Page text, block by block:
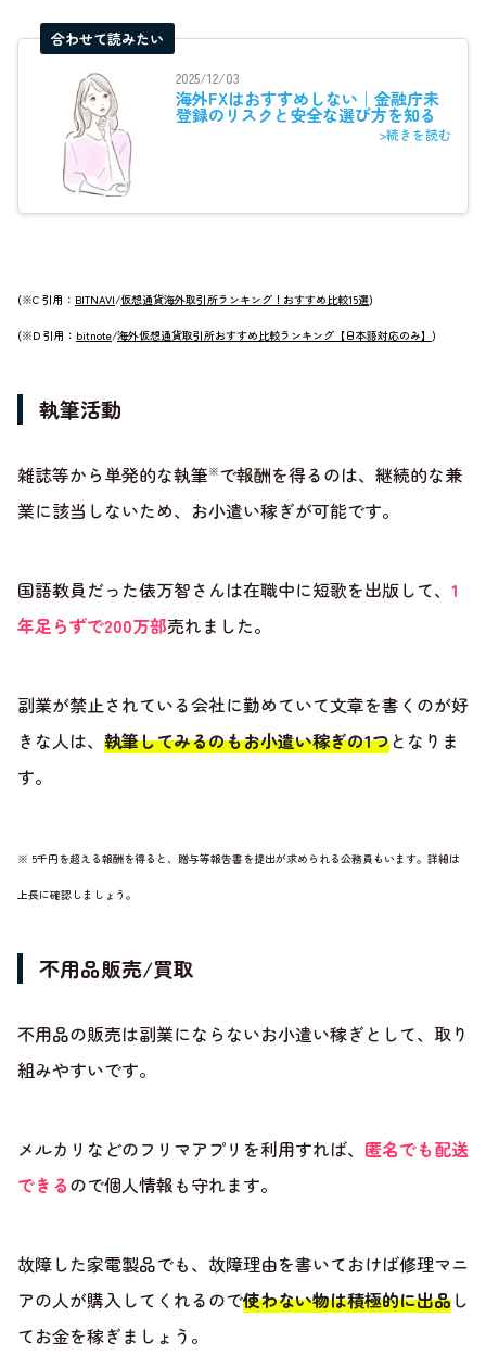
合わせて読みたい
2025/12/03
海外FXはおすすめしない｜金融庁未
登録のリスクと安全な選び方を知る
>続きを読む
(※C 引用： BITNAVI/仮想通貨海外取引所ランキング！おすすめ比較15選)
(※D 引用： bitnote/海外仮想通貨取引所おすすめ比較ランキング【日本語対応のみ】 )
執筆活動
雑誌等から単発的な執筆※で報酬を得るのは、継続的な兼
業に該当しないため、お小遣い稼ぎが可能です。
国語教員だった俵万智さんは在職中に短歌を出版して、 1
年足らずで200万部売れました。
副業が禁止されている会社に勤めていて文章を書くのが好
きな人は、 執筆してみるのもお小遣い稼ぎの1つとなりま
す。
※ 5千円を超える報酬を得ると、贈与等報告書を提出が求められる公務員もいます。詳細は
上長に確認しましょう。
不用品販売/買取
不用品の販売は副業にならないお小遣い稼ぎとして、取り
組みやすいです。
メルカリなどのフリマアプリを利用すれば、 匿名でも配送
できるので個人情報も守れます。
故障した家電製品でも、故障理由を書いておけば修理マニ
アの人が購入してくれるので使わない物は積極的に出品し
てお金を稼ぎましょう。